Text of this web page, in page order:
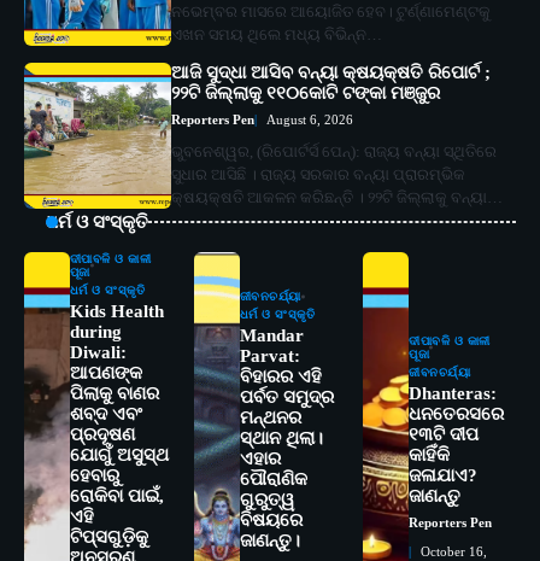
ନଭେମ୍ବର ମାସରେ ଆୟୋଜିତ ହେବ। ଟୁର୍ଣ୍ଣାମେଣ୍ଟକୁ
ଏଖନ ସମୟ ଥିଲେ ମଧ୍ୟ ବିଭିନ୍ନ…
ଆଜି ସୁଦ୍ଧା ଆସିବ ବନ୍ୟା କ୍ଷୟକ୍ଷତି ରିପୋର୍ଟ ;
୨୨ଟି ଜିଲ୍ଲାକୁ ୧୧୦କୋଟି ଟଙ୍କା ମଞ୍ଜୁର
Reporters Pen August 6, 2026
ଭୁବନେଶ୍ୱର, (ରିପୋର୍ଟର୍ସ ପେନ୍‌): ରାଜ୍ୟ ବନ୍ୟା ସ୍ଥିତିରେ
ସୁଧାର ଆସିଛି । ରାଜ୍ୟ ସରକାର ବନ୍ୟା ପ୍ରାରମ୍ଭିକ
କ୍ଷୟକ୍ଷତି ଆକଳନ କରିଛନ୍ତି । ୨୨ଟି ଜିଲ୍ଲାକୁ ବନ୍ୟା…
ଧର୍ମ ଓ ସଂସ୍କୃତି
ଦୀପାବଳି ଓ କାଳୀ
ପୂଜା
ଧର୍ମ ଓ ସଂସ୍କୃତି
Kids Health
during
Diwali:
ଆପଣଙ୍କ
ପିଲାକୁ ବାଣର
ଶବ୍ଦ ଏବଂ
ପ୍ରଦୂଷଣ
ଯୋଗୁଁ ଅସୁସ୍ଥ
ହେବାରୁ
ରୋକିବା ପାଇଁ,
ଏହି
ଟିପ୍ସଗୁଡ଼ିକୁ
ଜୀବନଚର୍ଯ୍ୟା
ଧର୍ମ ଓ ସଂସ୍କୃତି
Mandar
Parvat:
ବିହାରର ଏହି
ପର୍ବତ ସମୁଦ୍ର
ମନ୍ଥନର
ସ୍ଥାନ ଥିଲା।
ଏହାର
ପୌରାଣିକ
ଗୁରୁତ୍ୱ
ବିଷୟରେ
ଜାଣନ୍ତୁ।
ଦୀପାବଳି ଓ କାଳୀ
ପୂଜା
ଜୀବନଚର୍ଯ୍ୟା
Dhanteras:
ଧନତେରସରେ
୧୩ଟି ଦୀପ
କାହିଁକି
ଜଳାଯାଏ?
ଜାଣନ୍ତୁ
Reporters Pen
October 16,
2
ସୋଆର ୨୦ତମ ପ୍ରତିଷ୍ଠା ଦିବସରେ